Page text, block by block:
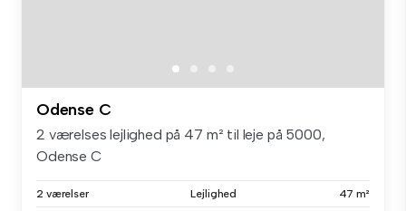
Odense C
2 værelses lejlighed på 47 m² til leje på 5000,
Odense C
2 værelser Lejlighed 47 m²